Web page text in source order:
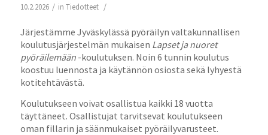
10.2.2026 / in Tiedotteet /
Järjestämme Jyväskylässä pyöräilyn valtakunnallisen
koulutusjärjestelmän mukaisen Lapset ja nuoret
pyöräilemään-koulutuksen. Noin 6 tunnin koulutus
koostuu luennosta ja käytännön osiosta sekä lyhyestä
kotitehtävästä.
Koulutukseen voivat osallistua kaikki 18 vuotta
täyttäneet. Osallistujat tarvitsevat koulutukseen
oman fillarin ja säänmukaiset pyöräilyvarusteet.